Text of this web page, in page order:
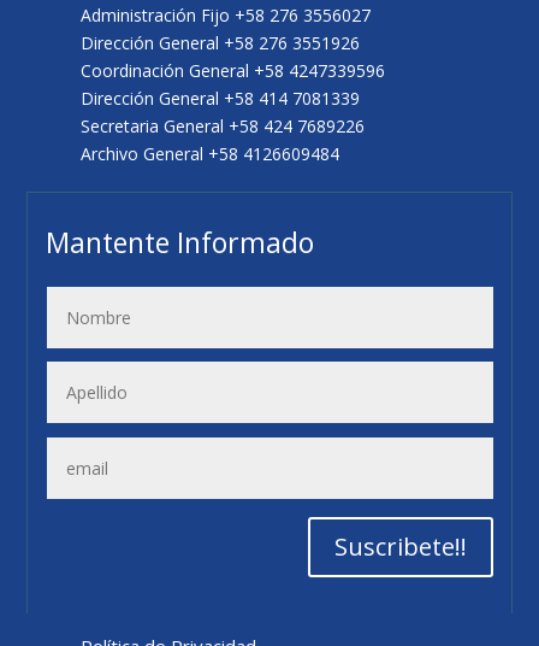
Administración Fijo +58 276 3556027
Dirección General +58 276 3551926
Coordinación General +58 4247339596
Dirección General +58 414 7081339
Secretaria General +58 424 7689226
Archivo General +58 4126609484
Mantente Informado
Suscribete!!